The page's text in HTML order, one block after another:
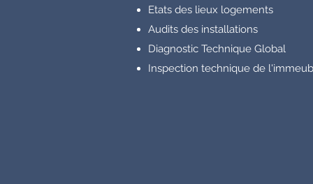
Etats des lieux logements
Audits des installations
Diagnostic Technique Global
Inspection technique de